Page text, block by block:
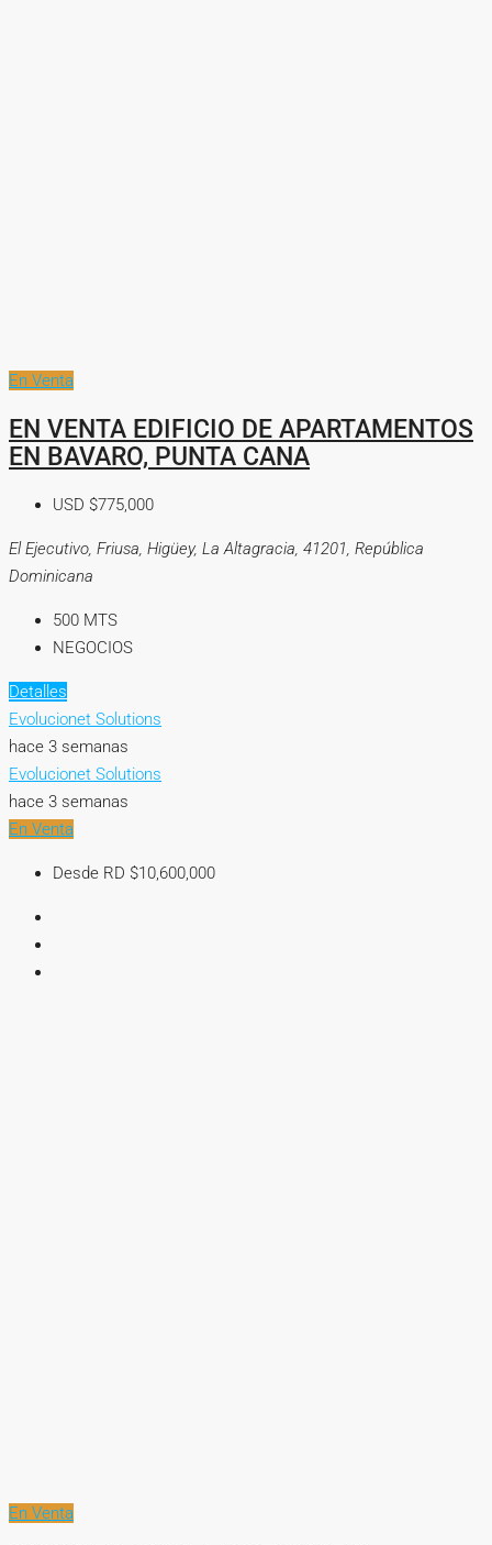
En Venta
EN VENTA EDIFICIO DE APARTAMENTOS
EN BAVARO, PUNTA CANA
USD $775,000
El Ejecutivo, Friusa, Higüey, La Altagracia, 41201, República
Dominicana
500 MTS
NEGOCIOS
Detalles
Evolucionet Solutions
hace 3 semanas
Evolucionet Solutions
hace 3 semanas
En Venta
Desde RD $10,600,000
En Venta